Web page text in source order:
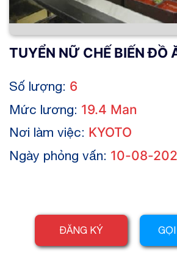
TUYỂN NỮ CHẾ BIẾN ĐỒ
Số lượng: 6
Mức lương: 19.4 Man
Nơi làm việc: KYOTO
Ngày phỏng vấn: 10-08-
ĐĂNG KÝ